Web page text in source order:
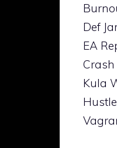
Def
EA
Crash
Kula